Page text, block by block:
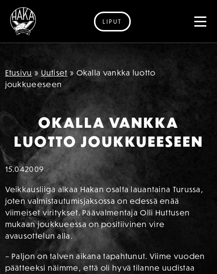
Siirry sisältöön
LIPUT
Etusivu » Uutiset » Okalla vankka luotto
joukkueeseen
OKALLA VANKKA
LUOTTO JOUKKUEESEEN
15.042009
Veikkausliiga alkaa Hakan osalta lauantaina Turussa,
joten valmistautumisjaksossa on edessä enää
viimeiset viritykset. Päävalmentaja Olli Huttusen
mukaan joukkueessa on positiivinen vire
avausottelun alla.
– Paljon on talven aikana tapahtunut. Viime vuoden
päätteeksi näimme, että oli hyvä tilanne uudistaa